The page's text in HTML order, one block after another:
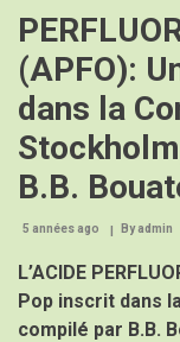
(APFO):
dans la
B.B.
5 années ago Byadmin
L’ACIDE
Pop inscrit dans
compilé par B.B.